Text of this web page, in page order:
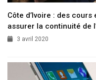
Côte d’Ivoire : des
assurer la continuité de
3 avril 2020